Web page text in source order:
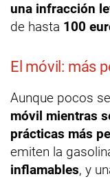
una infracción
de hasta 100
El móvil: más
Aunque pocos
móvil mientras
prácticas más
emiten la
inflamables, y